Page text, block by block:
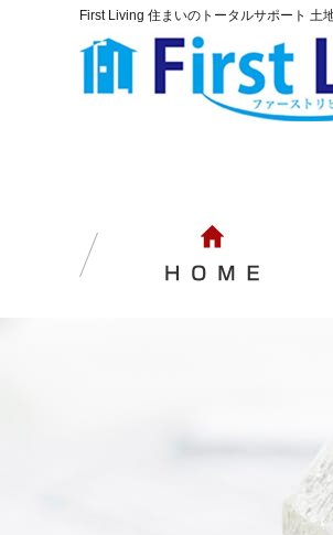
First Living 住まいのトータルサポート 土